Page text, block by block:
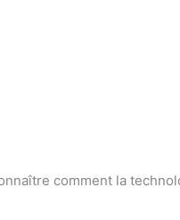
comment la